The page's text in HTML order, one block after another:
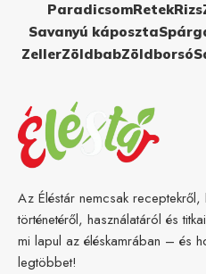
ParadicsomRetekRizs
Savanyú káposzta
ZellerZöldbabZöldborsó
Az Éléstár nemcsak
történetéről, használatáról és
mi lapul az éléskamrában – és
legtöbbet!